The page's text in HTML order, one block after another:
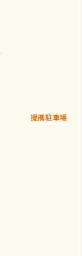
提携駐車場